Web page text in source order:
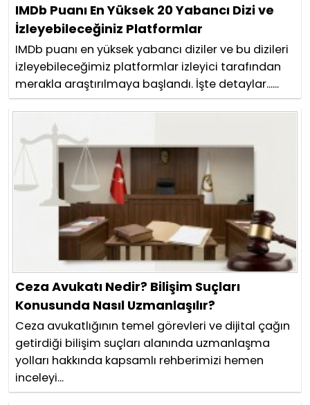
IMDb Puanı En Yüksek 20 Yabancı Dizi ve
İzleyebileceğiniz Platformlar
IMDb puanı en yüksek yabancı diziler ve bu dizileri
izleyebileceğimiz platformlar izleyici tarafından
merakla araştırılmaya başlandı. İşte detaylar......
Ceza Avukatı Nedir? Bilişim Suçları
Konusunda Nasıl Uzmanlaşılır?
Ceza avukatlığının temel görevleri ve dijital çağın
getirdiği bilişim suçları alanında uzmanlaşma
yolları hakkında kapsamlı rehberimizi hemen
inceleyi...